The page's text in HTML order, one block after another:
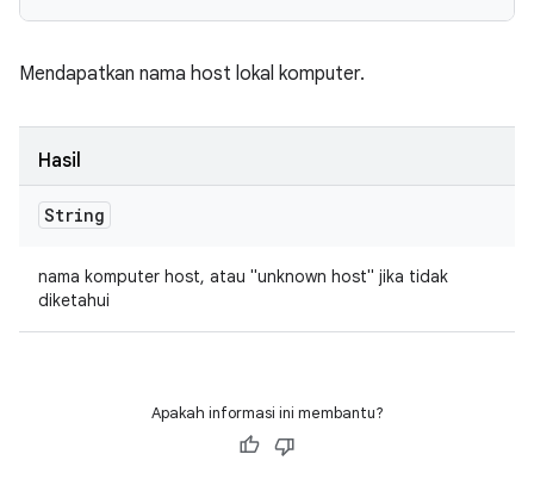
Mendapatkan nama host lokal komputer.
Hasil
String
nama komputer host, atau "unknown host" jika tidak
diketahui
Apakah informasi ini membantu?